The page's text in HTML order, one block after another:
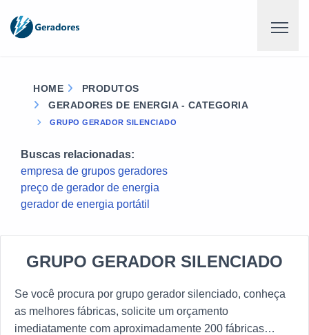
HOME
PRODUTOS
GERADORES DE ENERGIA - CATEGORIA
GRUPO GERADOR SILENCIADO
Buscas relacionadas:
empresa de grupos geradores
preço de gerador de energia
gerador de energia portátil
GRUPO GERADOR SILENCIADO
Se você procura por grupo gerador silenciado, conheça
as melhores fábricas, solicite um orçamento
imediatamente com aproximadamente 200 fábricas